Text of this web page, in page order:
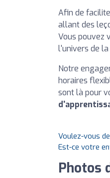
Afin de
allant des
Vous pouvez
l'univers de la
Notre
horaires
sont là pour
Voulez-vous
Est-ce votre
Photos